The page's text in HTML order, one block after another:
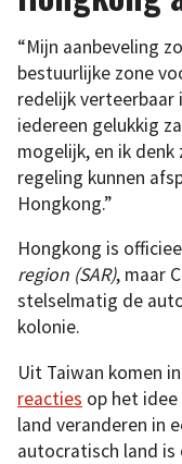
“Mijn aanbeveling
bestuurlijke zone
redelijk verteerbaar
iedereen gelukkig
mogelijk, en ik
regeling kunnen
Hongkong.”
Hongkong is
region (SAR), maar
stelselmatig de
kolonie.
Uit Taiwan komen
reacties op het idee
land veranderen in
autocratisch land is